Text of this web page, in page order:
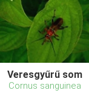
Veresgyűrű som
Cornus sanguinea